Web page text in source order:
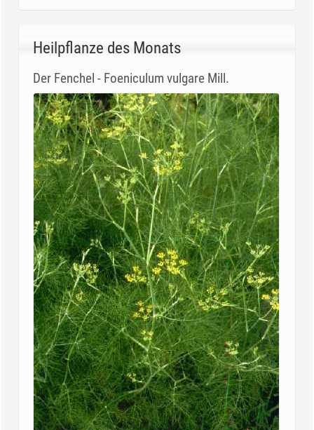
Heilpflanze des Monats
Der Fenchel - Foeniculum vulgare Mill.